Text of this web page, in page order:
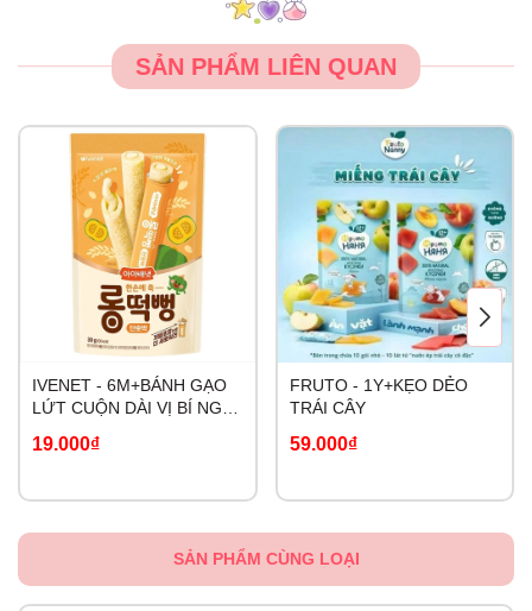
SẢN PHẨM LIÊN QUAN
IVENET - 6M+BÁNH GẠO
LỨT CUỘN DÀI VỊ BÍ NGÔ
19.000₫
FRUTO - 1Y+KẸO DẺO
TRÁI CÂY
59.000₫
SẢN PHẨM CÙNG LOẠI